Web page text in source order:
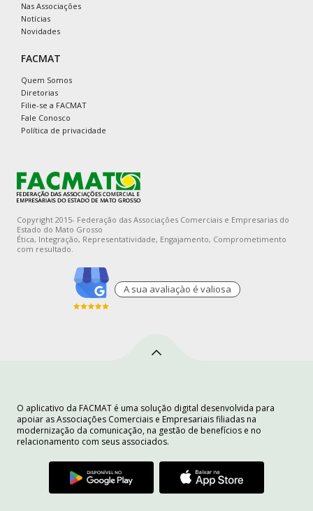
Nas Associações
Notícias
Novidades
FACMAT
Quem Somos
Diretorias
Filie-se a FACMAT
Fale Conosco
Política de privacidade
Copyright 2015- Federação das Associações Comerciais e Empresarias do
Estado do Mato Grosso
Ética, Integração, Representatividade, Engajamento, Comprometimento
com resultado.
A sua avaliaçào é valiosa
O aplicativo da FACMAT é uma solução digital desenvolvida para
apoiar as Associações Comerciais e Empresariais filiadas na
modernização da comunicação, na gestão de benefícios e no
relacionamento com seus associados.